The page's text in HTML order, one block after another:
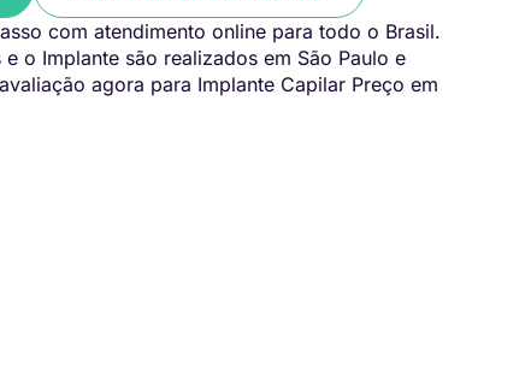
com atendimento online para todo o Brasil.
o Implante são realizados em São Paulo e
agora para Implante Capilar Preço em